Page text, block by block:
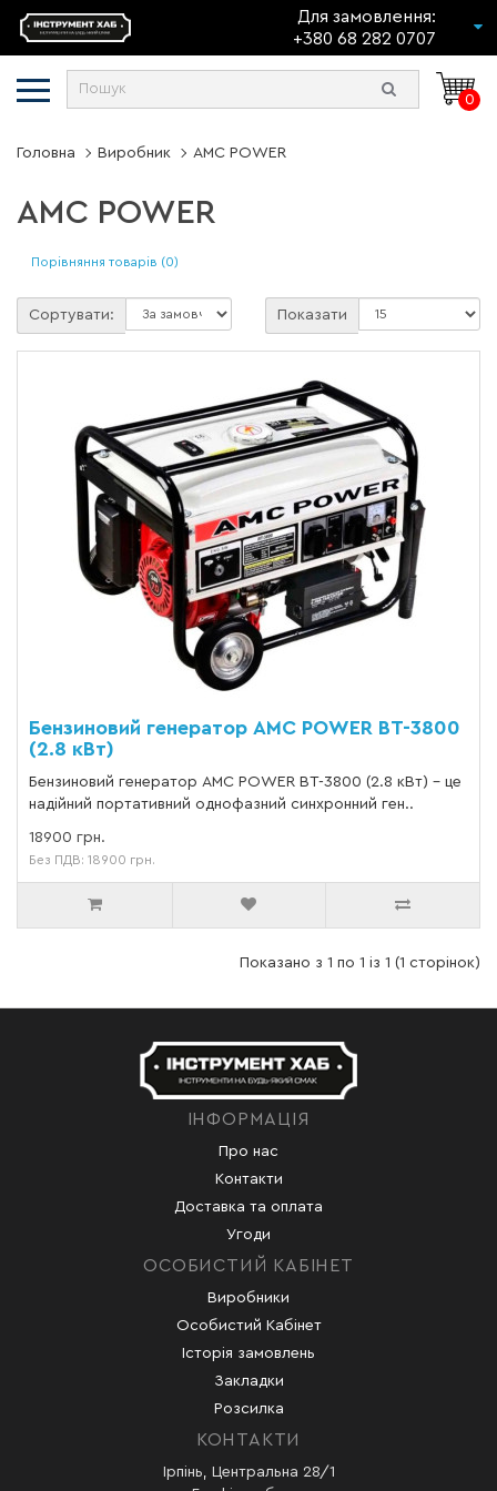
Для замовлення:
+380 68 282 0707
0
Головна Виробник AMC POWER
AMC POWER
Порівняння товарів (0)
Сортувати: Показати
Бензиновий генератор AMC POWER BT-3800
(2.8 кВт)
Бензиновий генератор AMC POWER BT-3800 (2.8 кВт) – це
надійний портативний однофазний синхронний ген..
18900 грн.
Без ПДВ: 18900 грн.
Показано з 1 по 1 із 1 (1 сторінок)
ІНФОРМАЦІЯ
Про нас
Контакти
Доставка та оплата
Угоди
ОСОБИСТИЙ КАБІНЕТ
Виробники
Особистий Кабінет
Історія замовлень
Закладки
Розсилка
КОНТАКТИ
Ірпінь, Центральна 28/1